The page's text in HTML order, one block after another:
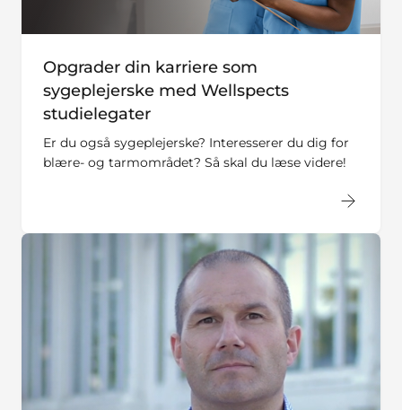
Opgrader din karriere som
sygeplejerske med Wellspects
studielegater
Er du også sygeplejerske? Interesserer du dig for
blære- og tarmområdet? Så skal du læse videre!